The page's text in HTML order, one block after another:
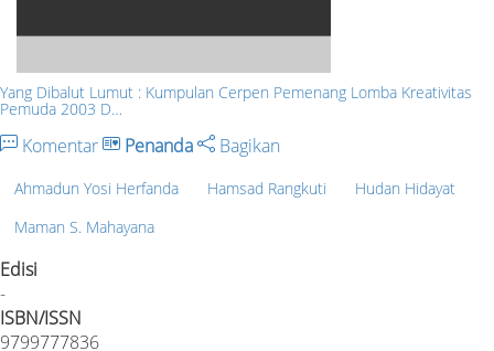
Yang Dibalut Lumut : Kumpulan Cerpen Pemenang Lomba Kreativitas
Pemuda 2003 D…
Komentar Penanda Bagikan
Ahmadun Yosi Herfanda Hamsad Rangkuti
Hudan Hidayat
Maman S. Mahayana
Edisi
-
ISBN/ISSN
9799777836